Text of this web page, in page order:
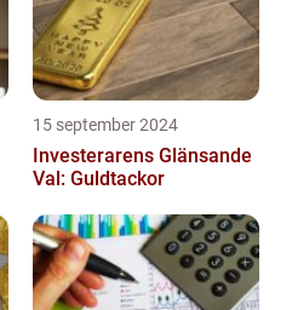
15 september 2024
Investerarens Glänsande
Val: Guldtackor